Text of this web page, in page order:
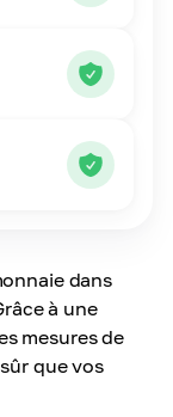
dans
à une
mesures de
que vos